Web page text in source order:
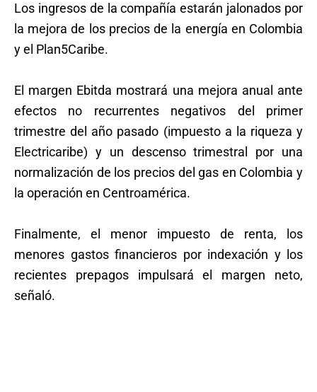
Los ingresos de la compañía estarán jalonados por
la mejora de los precios de la energía en Colombia
y el Plan5Caribe.
El margen Ebitda mostrará una mejora anual ante
efectos no recurrentes negativos del primer
trimestre del año pasado (impuesto a la riqueza y
Electricaribe) y un descenso trimestral por una
normalización de los precios del gas en Colombia y
la operación en Centroamérica.
Finalmente, el menor impuesto de renta, los
menores gastos financieros por indexación y los
recientes prepagos impulsará el margen neto,
señaló.